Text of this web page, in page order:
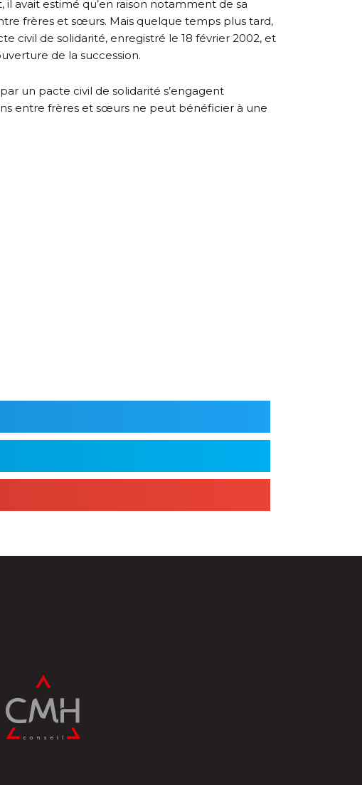
il avait estimé qu’en raison notamment de sa
frères et sœurs. Mais quelque temps plus tard,
civil de solidarité, enregistré le 18 février 2002, et
de la succession.
un pacte civil de solidarité s’engagent
entre frères et sœurs ne peut bénéficier à une